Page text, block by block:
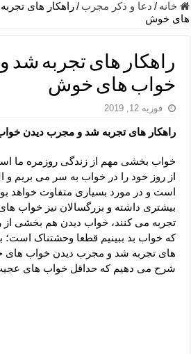
دعای جلب محبت فوری معشوق – دعای
دعای مشکل گشا برای رفع فقر – ذکرهای
معجزات دعای یا من اظهر الجمیل – دعای
مهم ترین اذکار الهی و فضیلت آن ها –
دعا برای ترس بچه ها در خواب – دعای
لا حول ولا قوة الا بالله برای چشم زخم –
دعای قوی رفع ترس – دعای مجرب برای
دعا برای پولدار شدن در یک روز – دعای
خانه / دعا و ذکر مجرب /راهکار های
های خوش
راهکار های تجربه شد
خواب های خوش
فوریه 12, 2019
راهکار های تجربه شد و مجرب دیدن
از روز خود را در خواب به سر می بریم و
است و در مورد بسیاری متفاوت خواهد
بیشتری داشته و بزرگسالان نیز خواب
تجربه می کنند، خواب دیدن هم بخشی از
که خواب بد ببینیم قطعا وحشتناک است؛
های تجربه شد و مجرب دیدن خواب های
شرح می دهیم که حداقل خواب های عجیب